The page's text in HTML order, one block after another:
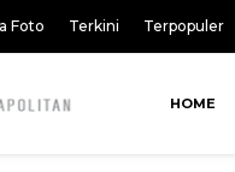
Foto Terkini Terpopuler
HOME